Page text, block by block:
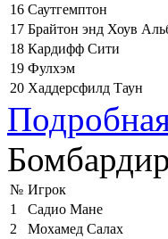
16 Саутгемптон
17 Брайтон энд Хоув
18 Кардифф Сити
19 Фулхэм
20 Хаддерсфилд Таун
№ Игрок
1
Садио Мане
2
Мохамед Салах